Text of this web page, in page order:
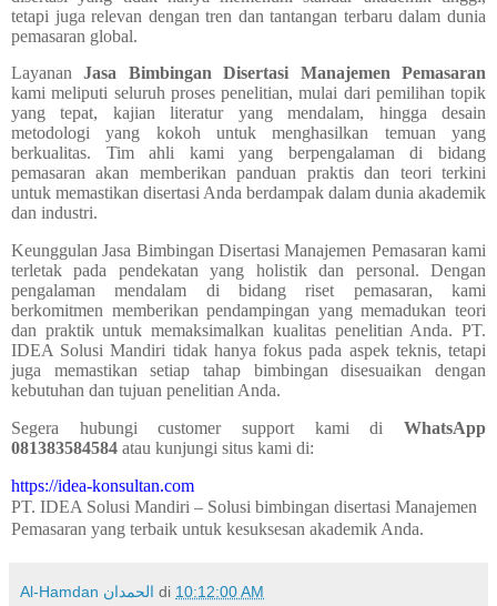
tetapi juga relevan dengan tren dan tantangan terbaru dalam dunia
pemasaran global.
LayananJasa Bimbingan Disertasi Manajemen Pemasaran
kami meliputi seluruh proses penelitian, mulai dari pemilihan topik
yang tepat, kajian literatur yang mendalam, hingga desain
metodologi yang kokoh untuk menghasilkan temuan yang
berkualitas. Tim ahli kami yang berpengalaman di bidang
pemasaran akan memberikan panduan praktis dan teori terkini
untuk memastikan disertasi Anda berdampak dalam dunia akademik
dan industri.
KeunggulanJasa Bimbingan Disertasi Manajemen Pemasarankami
terletak pada pendekatan yang holistik dan personal. Dengan
pengalaman mendalam di bidang riset pemasaran, kami
berkomitmen memberikan pendampingan yang memadukan teori
dan praktik untuk memaksimalkan kualitas penelitian Anda. PT.
IDEA Solusi Mandiri tidak hanya fokus pada aspek teknis, tetapi
juga memastikan setiap tahap bimbingan disesuaikan dengan
kebutuhan dan tujuan penelitian Anda.
Segera hubungi customer support kami di WhatsApp
081383584584 atau kunjungi situs kami di:
https://idea-konsultan.com
PT. IDEA Solusi Mandiri – Solusi bimbingan disertasi Manajemen
Pemasaran yang terbaik untuk kesuksesan akademik Anda.
Al-Hamdan الحمدان di 10:12:00 AM